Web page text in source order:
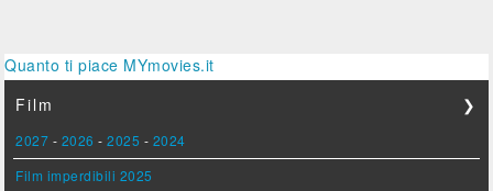
Quanto ti piace MYmovies.it
Film
❯
2027 - 2026 -2025 - 2024
Film imperdibili 2025